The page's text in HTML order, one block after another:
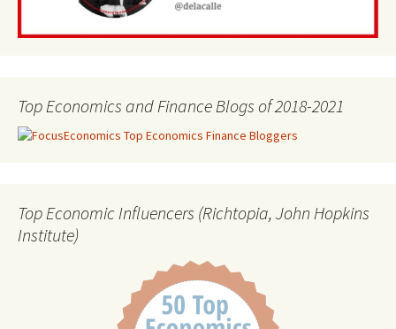
Top Economics and Finance Blogs of 2018-2021
Top Economic Influencers (Richtopia, John Hopkins
Institute)